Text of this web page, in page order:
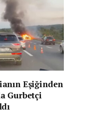
Eşiğinden
Gurbetçi